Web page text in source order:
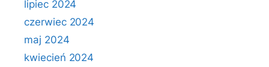
lipiec 2024
czerwiec 2024
maj 2024
kwiecień 2024